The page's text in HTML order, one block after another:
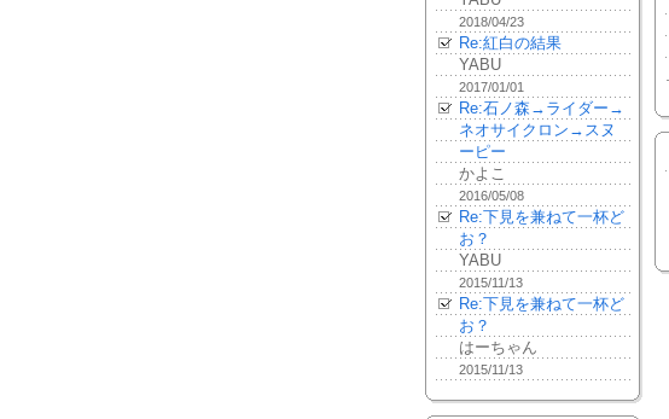
2018/04/23
Re:紅白の結果
YABU
2017/01/01
Re:石ノ森→ライダー→
ネオサイクロン→スヌ
ーピー
かよこ
2016/05/08
Re:下見を兼ねて一杯ど
お？
YABU
2015/11/13
Re:下見を兼ねて一杯ど
お？
はーちゃん
2015/11/13